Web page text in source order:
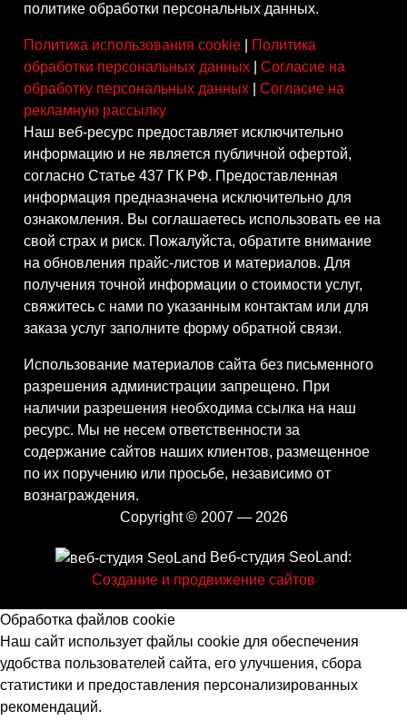
Copyright © 2007 — 2026
политике обработки персональных данных.
Политика использования cookie
Политика
обработки персональных данных
Согласие на
обработку персональных данных
Согласие на
рекламную рассылку
Наш веб-ресурс предоставляет исключительно
информацию и не является публичной офертой,
согласно Статье 437 ГК РФ. Предоставленная
информация предназначена исключительно для
ознакомления. Вы соглашаетесь использовать ее на
свой страх и риск. Пожалуйста, обратите внимание
на обновления прайс-листов и материалов. Для
получения точной информации о стоимости услуг,
свяжитесь с нами по указанным контактам или для
заказа услуг заполните форму обратной связи.
Использование материалов сайта без письменного
разрешения администрации запрещено. При
наличии разрешения необходима ссылка на наш
ресурс. Мы не несем ответственности за
содержание сайтов наших клиентов, размещенное
по их поручению или просьбе, независимо от
вознаграждения.
Веб-студия SeoLand:
Создание и продвижение сайтов
Обработка файлов cookie
Наш сайт использует файлы cookie для обеспечения
удобства пользователей сайта, его улучшения, сбора
статистики и предоставления персонализированных
рекомендаций.